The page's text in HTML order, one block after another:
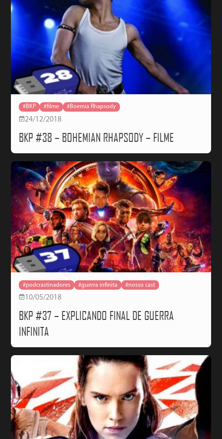
#BKP #filme #Boemia Rhapsody
24/12/2018
BKP #38 – BOHEMIAN RHAPSODY – FILME
#podcrastinadores #guerra infinita #nosso cast
10/05/2018
BKP #37 – EXPLICANDO FINAL DE GUERRA
INFINITA